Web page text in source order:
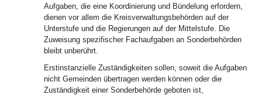
Aufgaben, die eine Koordinierung und Bündelung erfordern,
dienen vor allem die Kreisverwaltungsbehörden auf der
Unterstufe und die Regierungen auf der Mittelstufe. Die
Zuweisung spezifischer Fachaufgaben an Sonderbehörden
bleibt unberührt.
Erstinstanzielle Zuständigkeiten sollen, soweit die Aufgaben
nicht Gemeinden übertragen werden können oder die
Zuständigkeit einer Sonderbehörde geboten ist,